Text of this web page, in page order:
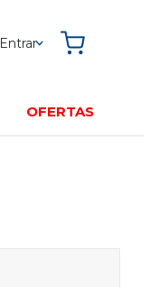
Entrar
OFERTAS